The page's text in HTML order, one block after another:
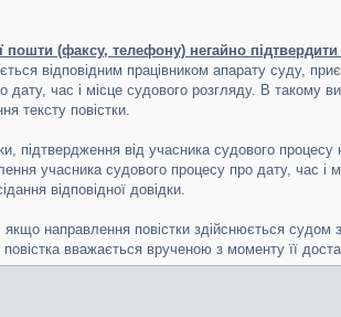
(факсу, телефону) негайно підтвердити
відповідним працівником апарату суду,
час і місце судового розгляду. В такому
тексту повістки.
підтвердження від учасника судового
учасника судового процесу про дату, час і
відповідної довідки.
направлення повістки здійснюється судом
вважається врученою з моменту її